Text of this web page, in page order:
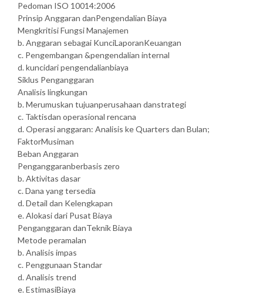
Pedoman ISO 10014:2006
Prinsip Anggaran danPengendalian Biaya
Mengkritisi Fungsi Manajemen
b. Anggaran sebagai KunciLaporanKeuangan
c. Pengembangan &pengendalian internal
d. kuncidari pengendalianbiaya
Siklus Penganggaran
Analisis lingkungan
b. Merumuskan tujuanperusahaan danstrategi
c. Taktisdan operasional rencana
d. Operasi anggaran: Analisis ke Quarters dan Bulan;
FaktorMusiman
Beban Anggaran
Penganggaranberbasis zero
b. Aktivitas dasar
c. Dana yang tersedia
d. Detail dan Kelengkapan
e. Alokasi dari Pusat Biaya
Penganggaran danTeknik Biaya
Metode peramalan
b. Analisis impas
c. Penggunaan Standar
d. Analisis trend
e. EstimasiBiaya